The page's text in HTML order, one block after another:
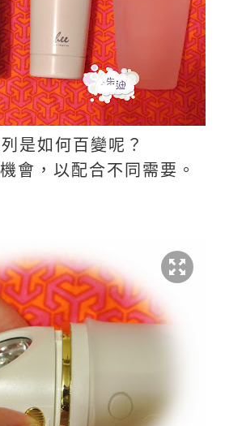
是如何百變呢？
會，以配合不同需要。